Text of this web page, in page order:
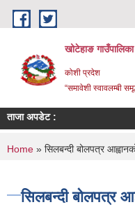
Skip to main content
खोटेहाङ गाउँपालिका
कोशी प्रदेश
“समावेशी स्वावलम्बी
ताजा अपडेट :
You are here
Home » सिलबन्दी बोलपत्र
सिलबन्दी बोलपत्र